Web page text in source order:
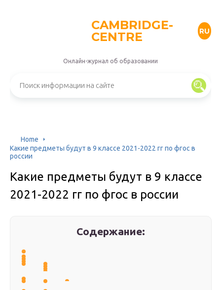
CAMBRIDGE-
CENTRE
RU
Онлайн-журнал об образовании
Home
Какие предметы будут в 9 классе 2021-2022 гг по фгос в
россии
Какие предметы будут в 9 классе
2021-2022 гг по фгос в россии
Содержание: